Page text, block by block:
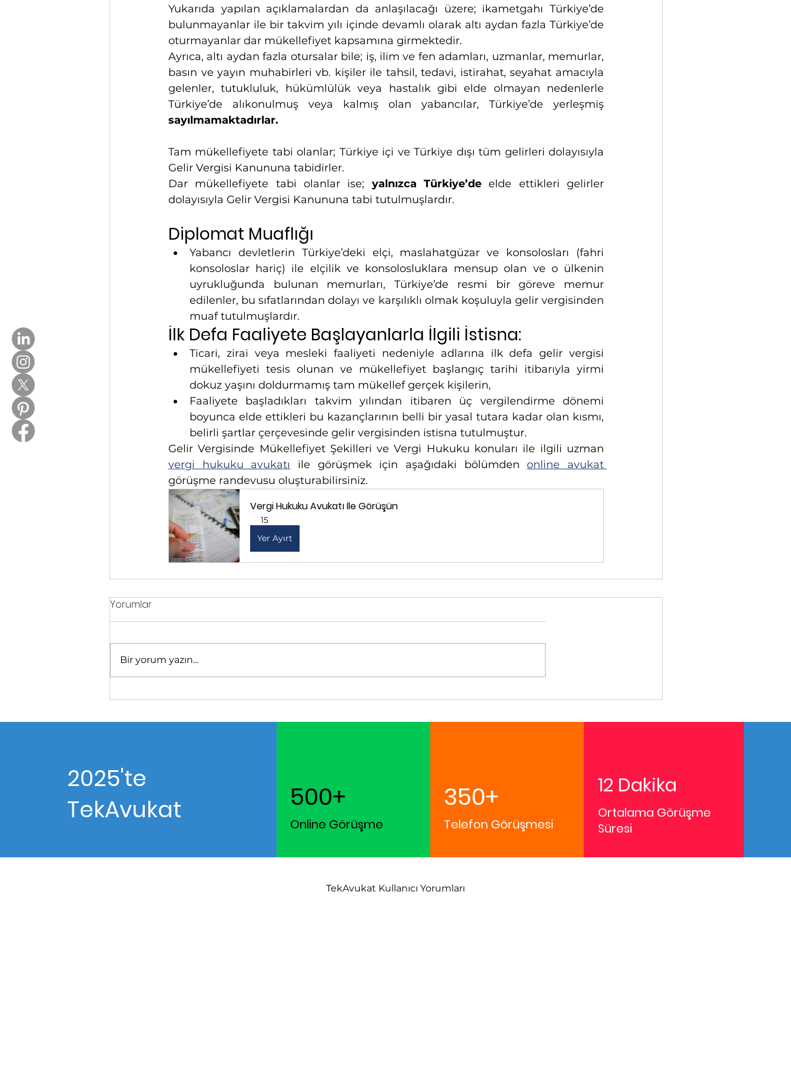
Yukarıda yapılan açıklamalardan da anlaşılacağı üzere; ikametgahı Türkiye’de
bulunmayanlar ile bir takvim yılı içinde devamlı olarak altı aydan fazla Türkiye’de
oturmayanlar dar mükellefiyet kapsamına girmektedir.
Ayrıca, altı aydan fazla otursalar bile; iş, ilim ve fen adamları, uzmanlar, memurlar,
basın ve yayın muhabirleri vb. kişiler ile tahsil, tedavi, istirahat, seyahat amacıyla
gelenler, tutukluluk, hükümlülük veya hastalık gibi elde olmayan nedenlerle
sayılmamaktadırlar.
Tam mükellefiyete tabi olanlar; Türkiye içi ve Türkiye dışı tüm gelirleri dolayısıyla
Gelir Vergisi Kanununa tabidirler.
Dar mükellefiyete tabi olanlar ise; yalnızca Türkiye’de elde ettikleri gelirler
dolayısıyla Gelir Vergisi Kanununa tabi tutulmuşlardır.
Diplomat Muaflığı
Yabancı devletlerin Türkiye’deki elçi, maslahatgüzar ve konsolosları (fahri
konsoloslar hariç) ile elçilik ve konsolosluklara mensup olan ve o ülkenin
uyrukluğunda bulunan memurları, Türkiye’de resmi bir göreve memur
edilenler, bu sıfatlarından dolayı ve karşılıklı olmak koşuluyla gelir vergisinden
muaf tutulmuşlardır.
İlk Defa Faaliyete Başlayanlarla İlgili İstisna:
Ticari, zirai veya mesleki faaliyeti nedeniyle adlarına ilk defa gelir vergisi
mükellefiyeti tesis olunan ve mükellefiyet başlangıç tarihi itibarıyla yirmi
dokuz yaşını doldurmamış tam mükellef gerçek kişilerin,
Faaliyete başladıkları takvim yılından itibaren üç vergilendirme dönemi
boyunca elde ettikleri bu kazançlarının belli bir yasal tutara kadar olan kısmı,
belirli şartlar çerçevesinde gelir vergisinden istisna tutulmuştur.
vergi hukuku avukatı
ile görüşmek için aşağıdaki bölümden
görüşme randevusu oluşturabilirsiniz.
Vergi Hukuku Avukatı İle Görüşün
15
Yer Ayırt
Yorumlar
Bir yorum yazın...
2025'te
TekAvukat
500+
Online Görüşme
350+
Telefon Görüşmesi
12 Dakika
Ortalama Görüşme
Süresi
TekAvukat Kullanıcı Yorumları